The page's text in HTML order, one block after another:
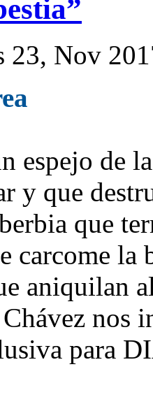
23, Nov
espejo de
y que
que
carcome la
aniquilan
nos
para